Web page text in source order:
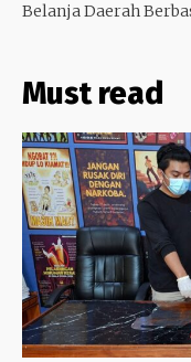
Belanja Daerah
Must read